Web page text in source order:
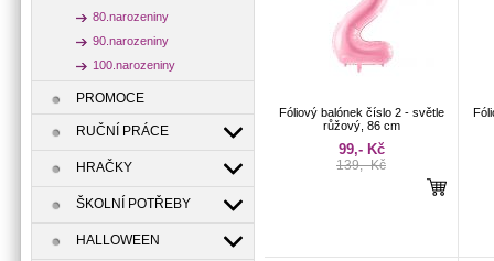
80.narozeniny
90.narozeniny
100.narozeniny
PROMOCE
RUČNÍ PRÁCE
HRAČKY
ŠKOLNÍ POTŘEBY
HALLOWEEN
Fóliový balónek číslo 2 - světle
růžový, 86 cm
99,- Kč
139,- Kč